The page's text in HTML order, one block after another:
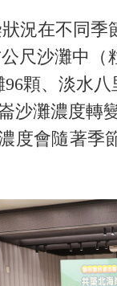
況在不同季
尺沙灘中
顆、淡水
灘濃度轉
度會隨著